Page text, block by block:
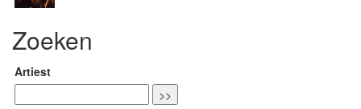
Zoeken
Artiest